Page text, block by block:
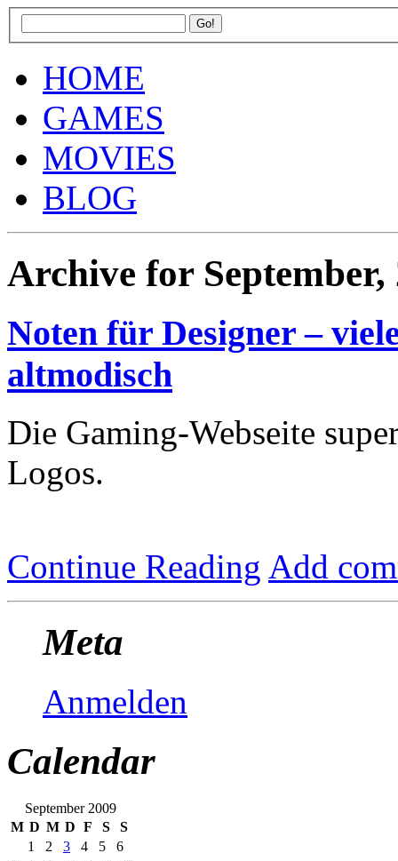
HOME
GAMES
MOVIES
BLOG
Archive for September,
Noten für Designer –
altmodisch
Die Gaming-Webseite
Logos.
Continue Reading Add
Meta
Anmelden
Calendar
September 2009
M D M D F S
S
1
2 3 4 5
6